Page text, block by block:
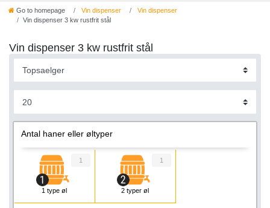
Go to homepage Vin dispenser
Vin dispenser
Vin dispenser 3 kw rustfrit stål
Vin dispenser 3 kw rustfrit stål
Antal haner eller øltyper
1 type øl
1
2 typer øl
1